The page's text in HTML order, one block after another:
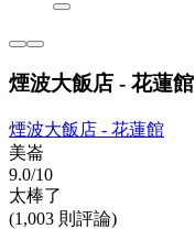
煙波大飯店 - 花蓮館
煙波大飯店 - 花蓮館
美崙
9.0/10
太棒了
(1,003 則評論)